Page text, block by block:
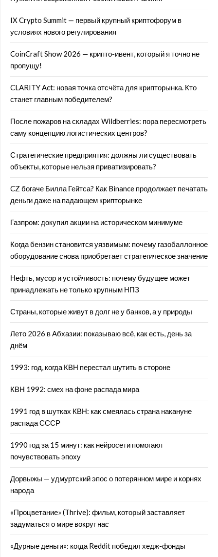
IX Crypto Summit — первый крупный криптофорум в
условиях нового регулирования
CoinCraft Show 2026 — крипто-ивент, который я точно не
пропущу!
CLARITY Act: новая точка отсчёта для крипторынка. Кто
станет главным победителем?
После пожаров на складах Wildberries: пора пересмотреть
саму концепцию логистических центров?
Стратегические предприятия: должны ли существовать
объекты, которые нельзя приватизировать?
CZ богаче Билла Гейтса? Как Binance продолжает печатать
деньги даже на падающем крипторынке
Газпром: докупил акции на историческом минимуме
Когда бензин становится уязвимым: почему газобаллонное
оборудование снова приобретает стратегическое значение
Нефть, мусор и устойчивость: почему будущее может
принадлежать не только крупным НПЗ
Страны, которые живут в долг не у банков, а у природы
Лето 2026 в Абхазии: показываю всё, как есть, день за
днём
1993: год, когда КВН перестал шутить в стороне
КВН 1992: смех на фоне распада мира
1991 год в шутках КВН: как смеялась страна накануне
распада СССР
1990 год за 15 минут: как нейросети помогают
почувствовать эпоху
Дорвыжы — удмуртский эпос о потерянном мире и корнях
народа
«Процветание» (Thrive): фильм, который заставляет
задуматься о мире вокруг нас
«Дурные деньги»: когда Reddit победил хедж-фонды